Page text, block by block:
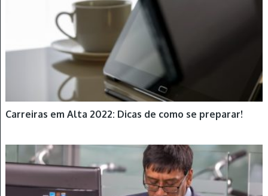
Carreiras em Alta 2022: Dicas de como se preparar!
DICAS NO TRABALHO